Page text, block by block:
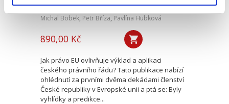
Michal Bobek, Petr Bříza, Pavlína Hubková
890,00 Kč
Jak právo EU ovlivňuje výklad a aplikaci
českého právního řádu? Tato publikace nabízí
ohlédnutí za prvními dvěma dekádami členství
České republiky v Evropské unii a ptá se: Byly
vyhlídky a predikce...